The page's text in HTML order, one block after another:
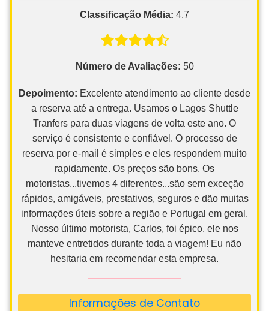
Classificação Média: 4,7
Número de Avaliações: 50
Depoimento: Excelente atendimento ao cliente desde
a reserva até a entrega. Usamos o Lagos Shuttle
Tranfers para duas viagens de volta este ano. O
serviço é consistente e confiável. O processo de
reserva por e-mail é simples e eles respondem muito
rapidamente. Os preços são bons. Os
motoristas...tivemos 4 diferentes...são sem exceção
rápidos, amigáveis, prestativos, seguros e dão muitas
informações úteis sobre a região e Portugal em geral.
Nosso último motorista, Carlos, foi épico. ele nos
manteve entretidos durante toda a viagem! Eu não
hesitaria em recomendar esta empresa.
Informações de Contato